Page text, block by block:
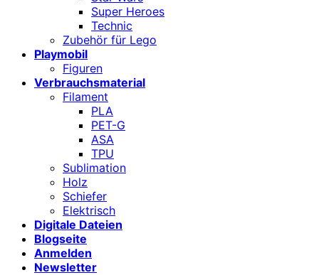
Super Heroes
Technic
Zubehör für Lego
Playmobil
Figuren
Verbrauchsmaterial
Filament
PLA
PET-G
ASA
TPU
Sublimation
Holz
Schiefer
Elektrisch
Digitale Dateien
Blogseite
Anmelden
Newsletter